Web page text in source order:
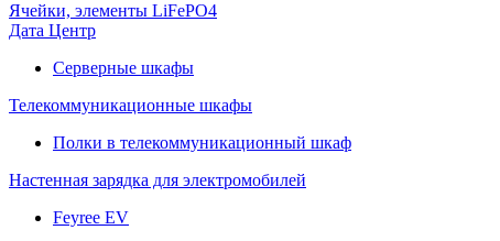
Ячейки, элементы LiFePO4
Дата Центр
Серверные шкафы
Телекоммуникационные шкафы
Полки в телекоммуникационный шкаф
Настенная зарядка для электромобилей
Feyree EV